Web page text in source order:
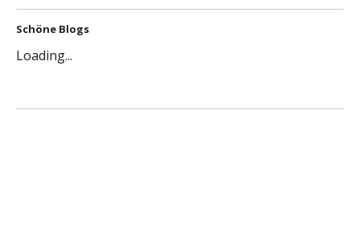
Schöne Blogs
Loading...